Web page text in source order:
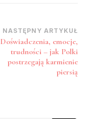
NASTĘPNY ARTYKUŁ
Doświadczenia, emocje,
trudności – jak Polki
postrzegają karmienie
piersią